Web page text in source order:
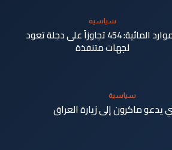
سياسية
الموارد المائية: 454 تجاوزاً على دجلة تعود
لجهات متنفذة
سياسية
يدعو ماكرون إلى زيارة العراق